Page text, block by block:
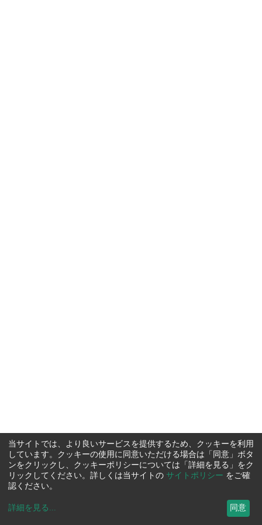
当サイトでは、より良いサービスを提供するため、クッキーを利用
しています。クッキーの使用に同意いただける場合は「同意」ボタ
ンをクリックし、クッキーポリシーについては「詳細を見る」をク
リックしてください。詳しくは当サイトの サイトポリシー をご確
認ください。
詳細を見る ... 同意